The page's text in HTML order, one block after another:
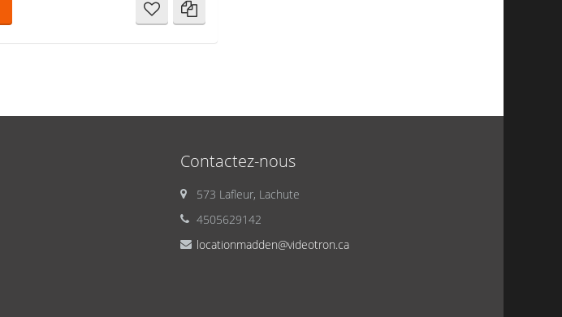
Contactez-nous
573 Lafleur, Lachute
4505629142
locationmadden@videotron.ca